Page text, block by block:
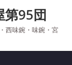
第95団
西味鋺・味鋺・宮